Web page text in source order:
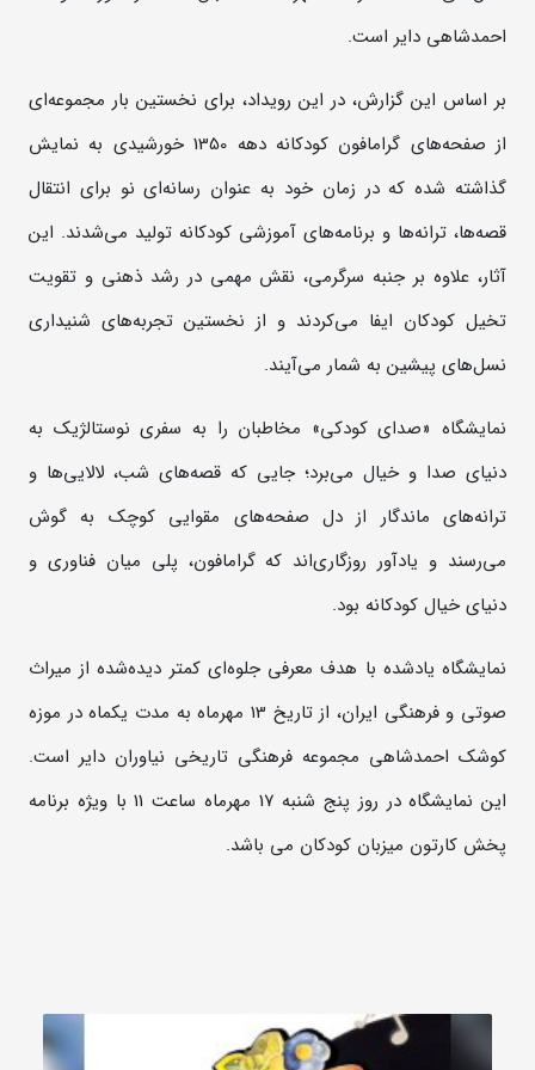
احمدشاهی دایر است.
بر اساس این گزارش، در این رویداد، برای نخستین بار مجموعه‌ای
از صفحه‌های گرامافون کودکانه دهه 1350 خورشیدی به نمایش
گذاشته شده که در زمان خود به عنوان رسانه‌ای نو برای انتقال
قصه‌ها، ترانه‌ها و برنامه‌های آموزشی کودکانه تولید می‌شدند. این
آثار، علاوه بر جنبه سرگرمی، نقش مهمی در رشد ذهنی و تقویت
تخیل کودکان ایفا می‌کردند و از نخستین تجربه‌های شنیداری
نسل‌های پیشین به شمار می‌آیند.
نمایشگاه «صدای کودکی» مخاطبان را به سفری نوستالژیک به
دنیای صدا و خیال می‌برد؛ جایی که قصه‌های شب، لالایی‌ها و
ترانه‌های ماندگار از دل صفحه‌های مقوایی کوچک به گوش
می‌رسند و یادآور روزگاری‌اند که گرامافون، پلی میان فناوری و
دنیای خیال کودکانه بود.
نمایشگاه یادشده با هدف معرفی جلوه‌ای کمتر دیده‌شده از میراث
صوتی و فرهنگی ایران، از تاریخ 13 مهرماه به مدت یکماه در موزه
کوشک احمدشاهی مجموعه فرهنگی تاریخی نیاوران دایر است.
این نمایشگاه در روز پنج شنبه 17 مهرماه ساعت 11 با ویژه برنامه
پخش کارتون میزبان کودکان می باشد.